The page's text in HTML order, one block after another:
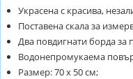
Украсена с красива,
Поставена скала за
Два повдигнати борда за
Водонепромукаема
Размер: 70 х 50 см;